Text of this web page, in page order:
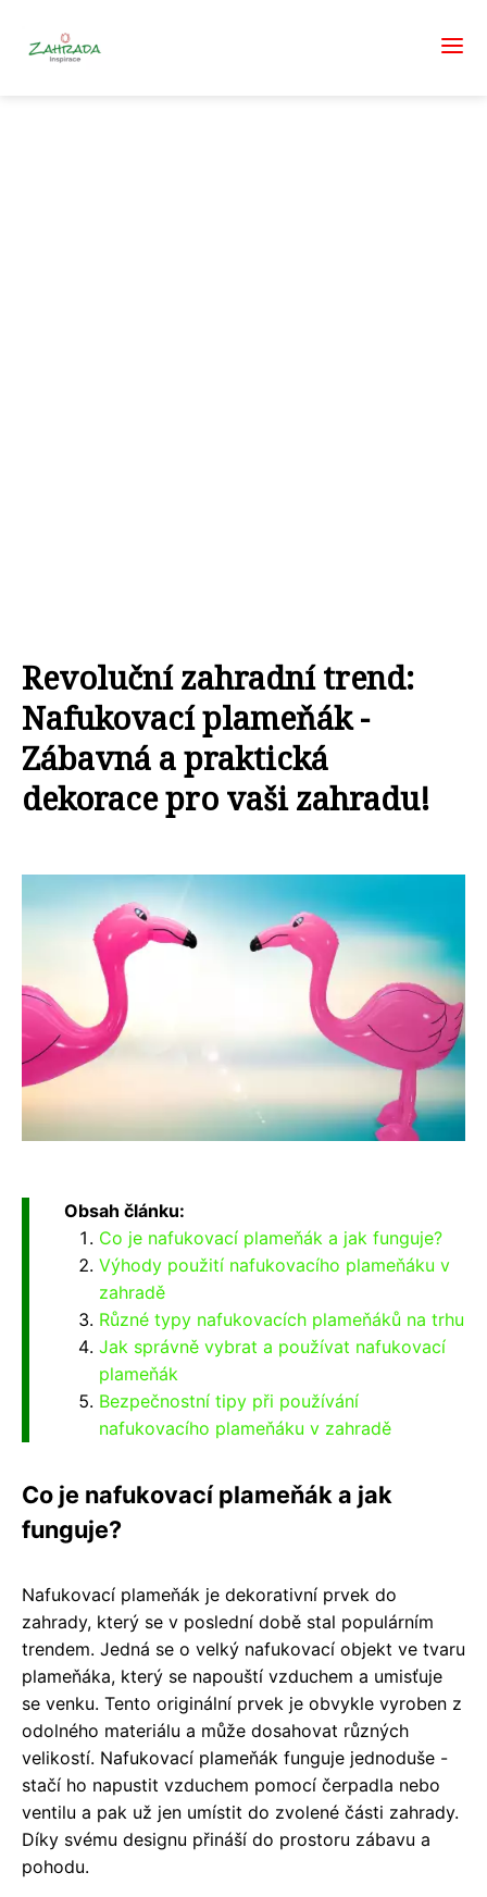
Revoluční zahradní trend:
Nafukovací plameňák -
Zábavná a praktická
dekorace pro vaši zahradu!
Obsah článku:
Co je nafukovací plameňák a jak funguje?
Výhody použití nafukovacího plameňáku v
zahradě
Různé typy nafukovacích plameňáků na trhu
Jak správně vybrat a používat nafukovací
plameňák
Bezpečnostní tipy při používání
nafukovacího plameňáku v zahradě
Co je nafukovací plameňák a jak
funguje?
Nafukovací plameňák je dekorativní prvek do
zahrady, který se v poslední době stal populárním
trendem. Jedná se o velký nafukovací objekt ve tvaru
plameňáka, který se napouští vzduchem a umisťuje
se venku. Tento originální prvek je obvykle vyroben z
odolného materiálu a může dosahovat různých
velikostí. Nafukovací plameňák funguje jednoduše -
stačí ho napustit vzduchem pomocí čerpadla nebo
ventilu a pak už jen umístit do zvolené části zahrady.
Díky svému designu přináší do prostoru zábavu a
pohodu.